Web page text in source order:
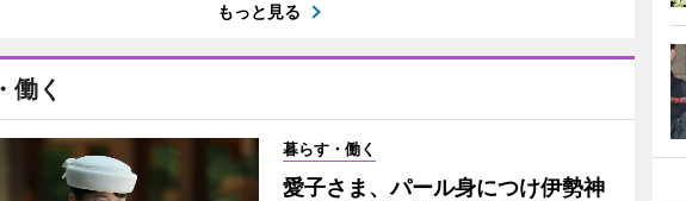
もっと見る
働く
暮らす・働く
愛子さま、パール身につけ伊勢神